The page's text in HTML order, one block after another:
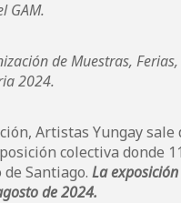
GAM.
de Muestras, Ferias,
2024.
Artistas Yungay sale
colectiva donde
Santiago. La
de 2024.